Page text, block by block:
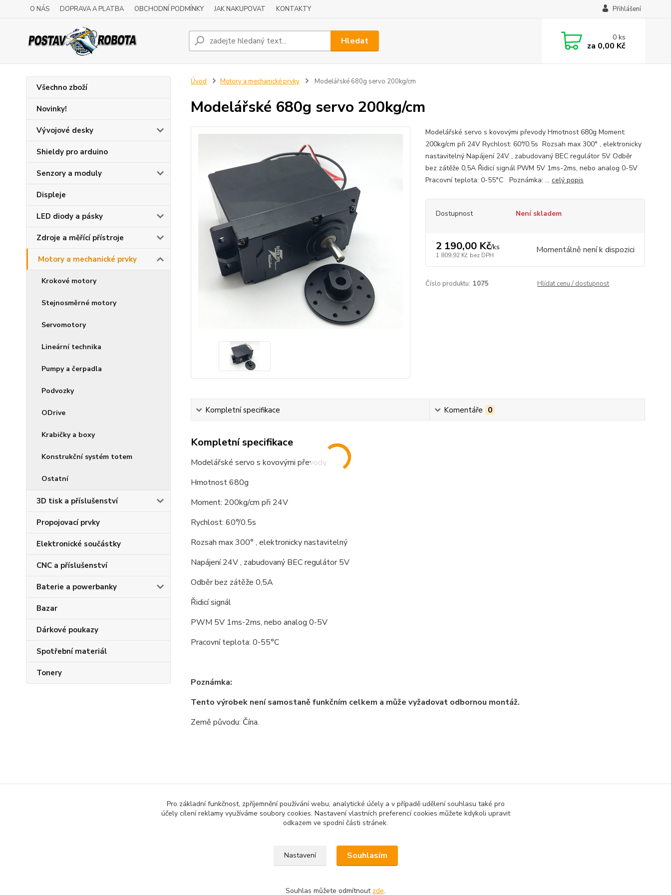
O NÁS DOPRAVA A PLATBA OBCHODNÍ PODMÍNKY JAK NAKUPOVAT KONTAKTY Přihlášení
Hledat 0ks
za 0,00 Kč
Všechno zboží
Novinky!
Vývojové desky
Shieldy pro arduino
Senzory a moduly
Displeje
LED diody a pásky
Zdroje a měřící přístroje
Motory a mechanické prvky
Krokové motory
Stejnosměrné motory
Servomotory
Lineární technika
Pumpy a čerpadla
Podvozky
ODrive
Krabičky a boxy
Konstrukční systém totem
Ostatní
3D tisk a příslušenství
Propojovací prvky
Elektronické součástky
CNC a příslušenství
Baterie a powerbanky
Bazar
Dárkové poukazy
Spotřební materiál
Tonery
Úvod Motory a mechanické prvky Modelářské 680g servo 200kg/cm
Modelářské 680g servo 200kg/cm
Modelářské servo s kovovými převody Hmotnost 680g Moment:
200kg/cm při 24V Rychlost: 60°/0.5s Rozsah max 300° , elektronicky
nastavitelný Napájení 24V , zabudovaný BEC regulátor 5V Odběr
bez zátěže 0,5A Řidicí signál PWM 5V 1ms-2ms, nebo analog 0-5V
Pracovní teplota: 0-55°C Poznámka: ... celý popis
Dostupnost Není skladem
2 190,00 Kč/ks
1 809,92 Kč bez DPH Momentálně není k dispozici
Číslo produktu: 1075 Hlídat cenu / dostupnost
Kompletní specifikace Komentáře 0
Kompletní specifikace
Modelářské servo s kovovými převody
Hmotnost 680g
Moment: 200kg/cm při 24V
Rychlost: 60°/0.5s
Rozsah max 300° , elektronicky nastavitelný
Napájení 24V , zabudovaný BEC regulátor 5V
Odběr bez zátěže 0,5A
Řidicí signál
PWM 5V 1ms-2ms, nebo analog 0-5V
Pracovní teplota: 0-55°C
Poznámka:
Tento výrobek není samostaně funkčním celkem a může vyžadovat odbornou montáž.
Země původu: Čína.
Všechno zboží
Motory a mechanické
prvky
CNC a příslušenství
Pro základní funkčnost, zpříjemnění používání webu, analytické účely a v případě udělení souhlasu také pro
účely cílení reklamy využíváme soubory cookies. Nastavení vlastních preferencí cookies můžete kdykoli upravit
odkazem ve spodní části stránek.
Nastavení Souhlasím
Souhlas můžete odmítnout zde.